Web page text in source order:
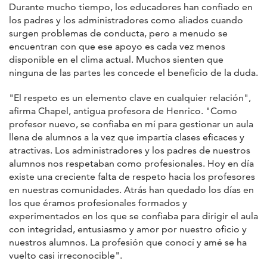
Durante mucho tiempo, los educadores han confiado en
los padres y los administradores como aliados cuando
surgen problemas de conducta, pero a menudo se
encuentran con que ese apoyo es cada vez menos
disponible en el clima actual. Muchos sienten que
ninguna de las partes les concede el beneficio de la duda.
"El respeto es un elemento clave en cualquier relación",
afirma Chapel, antigua profesora de Henrico. "Como
profesor nuevo, se confiaba en mí para gestionar un aula
llena de alumnos a la vez que impartía clases eficaces y
atractivas. Los administradores y los padres de nuestros
alumnos nos respetaban como profesionales. Hoy en día
existe una creciente falta de respeto hacia los profesores
en nuestras comunidades. Atrás han quedado los días en
los que éramos profesionales formados y
experimentados en los que se confiaba para dirigir el aula
con integridad, entusiasmo y amor por nuestro oficio y
nuestros alumnos. La profesión que conocí y amé se ha
vuelto casi irreconocible".